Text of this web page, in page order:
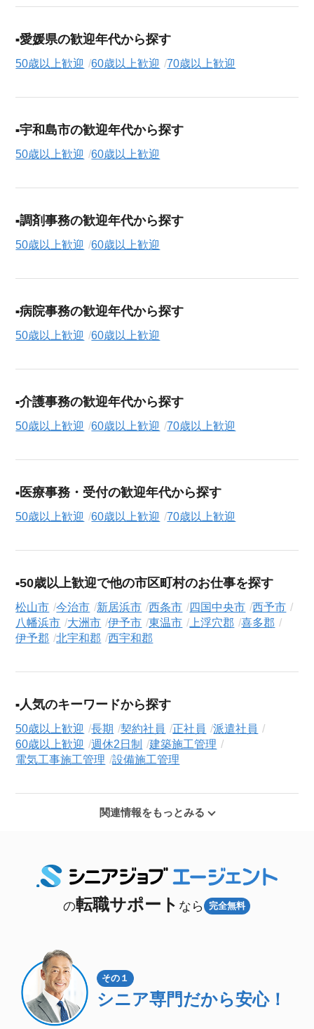
愛媛県の歓迎年代から探す
50歳以上歓迎 60歳以上歓迎 70歳以上歓迎
宇和島市の歓迎年代から探す
50歳以上歓迎 60歳以上歓迎
調剤事務の歓迎年代から探す
50歳以上歓迎 60歳以上歓迎
病院事務の歓迎年代から探す
50歳以上歓迎 60歳以上歓迎
介護事務の歓迎年代から探す
50歳以上歓迎 60歳以上歓迎 70歳以上歓迎
医療事務・受付の歓迎年代から探す
50歳以上歓迎 60歳以上歓迎 70歳以上歓迎
50歳以上歓迎で他の市区町村のお仕事を探す
松山市 今治市 新居浜市 西条市 四国中央市
西予市
八幡浜市
大洲市 伊予市 東温市 上浮穴郡
喜多郡
伊予郡
北宇和郡 西宇和郡
人気のキーワードから探す
50歳以上歓迎 長期 契約社員 正社員
派遣社員
60歳以上歓迎
週休2日制
建築施工管理
電気工事施工管理
設備施工管理
関連情報をもっとみる
の転職サポート なら 完全無料
その１
シニア専門だから安心！